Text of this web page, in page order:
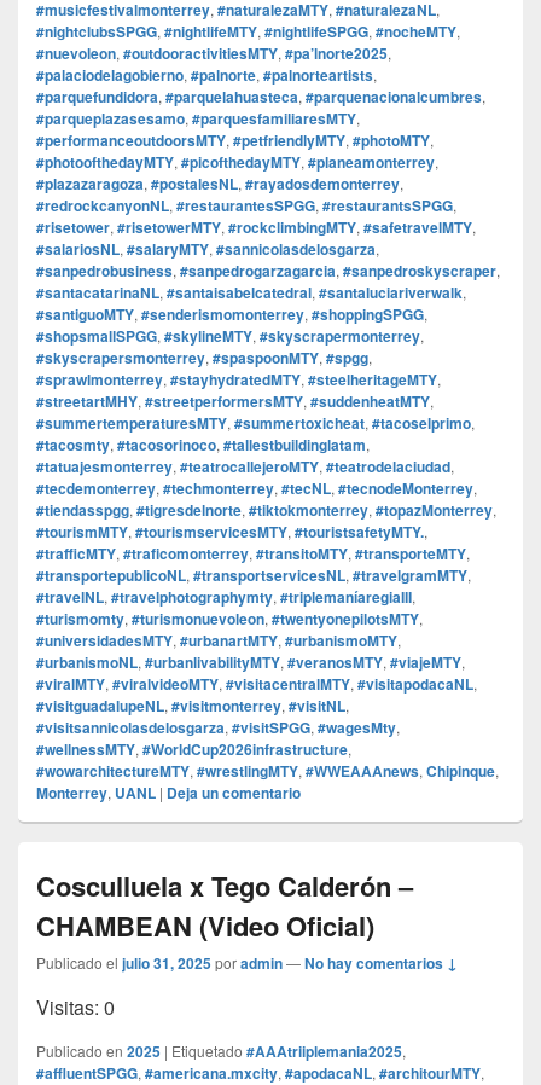
#musicfestivalmonterrey, #naturalezaMTY, #naturalezaNL,
#nightclubsSPGG, #nightlifeMTY, #nightlifeSPGG, #nocheMTY,
#nuevoleon, #outdooractivitiesMTY, #pa’lnorte2025,
#palaciodelagobierno, #palnorte, #palnorteartists,
#parquefundidora, #parquelahuasteca, #parquenacionalcumbres,
#parqueplazasesamo, #parquesfamiliaresMTY,
#performanceoutdoorsMTY, #petfriendlyMTY, #photoMTY,
#photoofthedayMTY, #picofthedayMTY, #planeamonterrey,
#plazazaragoza, #postalesNL, #rayadosdemonterrey,
#redrockcanyonNL, #restaurantesSPGG, #restaurantsSPGG,
#risetower, #risetowerMTY, #rockclimbingMTY, #safetravelMTY,
#salariosNL, #salaryMTY, #sannicolasdelosgarza,
#sanpedrobusiness, #sanpedrogarzagarcia, #sanpedroskyscraper,
#santacatarinaNL, #santaisabelcatedral, #santaluciariverwalk,
#santiguoMTY, #senderismomonterrey, #shoppingSPGG,
#shopsmallSPGG, #skylineMTY, #skyscrapermonterrey,
#skyscrapersmonterrey, #spaspoonMTY, #spgg,
#sprawlmonterrey, #stayhydratedMTY, #steelheritageMTY,
#streetartMHY, #streetperformersMTY, #suddenheatMTY,
#summertemperaturesMTY, #summertoxicheat, #tacoselprimo,
#tacosmty, #tacosorinoco, #tallestbuildinglatam,
#tatuajesmonterrey, #teatrocallejeroMTY, #teatrodelaciudad,
#tecdemonterrey, #techmonterrey, #tecNL, #tecnodeMonterrey,
#tiendasspgg, #tigresdelnorte, #tiktokmonterrey, #topazMonterrey,
#tourismMTY, #tourismservicesMTY, #touristsafetyMTY.,
#trafficMTY, #traficomonterrey, #transitoMTY, #transporteMTY,
#transportepublicoNL, #transportservicesNL, #travelgramMTY,
#travelNL, #travelphotographymty, #triplemaníaregiaIII,
#turismomty, #turismonuevoleon, #twentyonepilotsMTY,
#universidadesMTY, #urbanartMTY, #urbanismoMTY,
#urbanismoNL, #urbanlivabilityMTY, #veranosMTY, #viajeMTY,
#viralMTY, #viralvideoMTY, #visitacentralMTY, #visitapodacaNL,
#visitguadalupeNL, #visitmonterrey, #visitNL,
#visitsannicolasdelosgarza, #visitSPGG, #wagesMty,
#wellnessMTY, #WorldCup2026infrastructure,
#wowarchitectureMTY, #wrestlingMTY, #WWEAAAnews, Chipinque,
Monterrey, UANL | Deja un comentario
Cosculluela x Tego Calderón –
CHAMBEAN (Video Oficial)
Publicado el julio 31, 2025poradmin—No hay comentarios ↓
Visitas: 0
Publicado en 2025 | Etiquetado #AAAtriiplemania2025,
#affluentSPGG, #americana.mxcity, #apodacaNL, #architourMTY,